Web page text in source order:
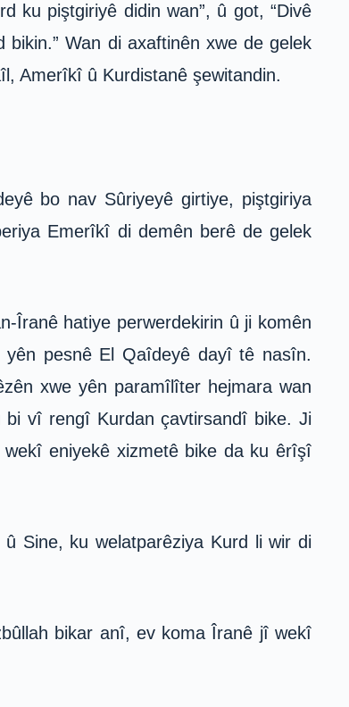
ku piştgiriyê didin wan”, û got, “Divê
Wan di axaftinên xwe de gelek
Amerîkî û Kurdistanê şewitandin.
bo nav Sûriyeyê girtiye, piştgiriya
Emerîkî di demên berê de gelek
Îranê hatiye perwerdekirin û ji komên
pesnê El Qaîdeyê dayî tê nasîn.
xwe yên paramîlîter hejmara wan
bi vî rengî Kurdan çavtirsandî bike. Ji
eniyekê xizmetê bike da ku êrîşî
Sine, ku welatparêziya Kurd li wir di
bikar anî, ev koma Îranê jî wekî